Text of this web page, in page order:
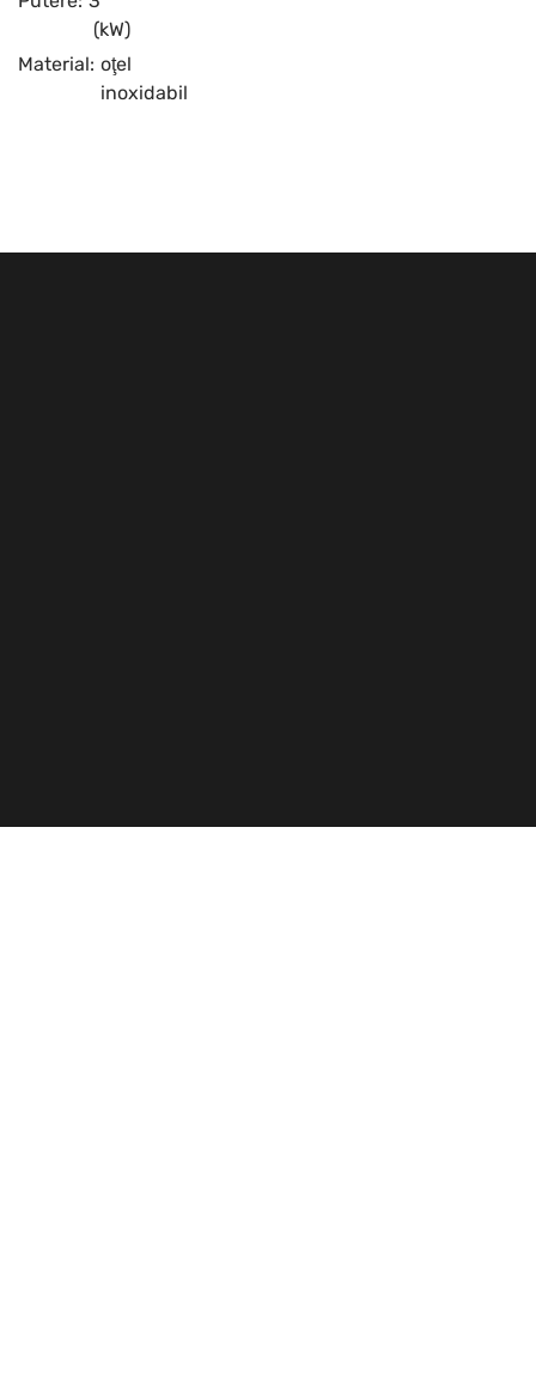
(kW)
Material: oţel
inoxidabil